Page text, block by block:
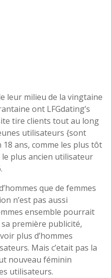
leur milieu de la vingtaine
ont LFGdating’s
tire clients tout au long
utilisateurs {sont
ans, comme les plus tôt
le plus ancien utilisateur
que de femmes
n’est pas aussi
ensemble pourrait
première publicité,
plus d’hommes
Mais c’etait pas la
nouveau féminin
utilisateurs.